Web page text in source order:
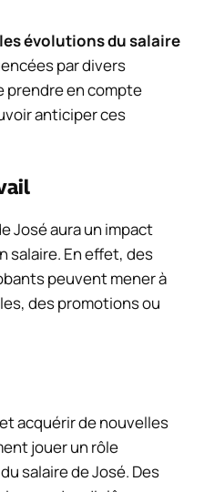
évolutions du salaire
par divers
prendre en compte
anticiper ces
José aura un impact
salaire. En effet, des
peuvent mener à
des promotions ou
acquérir de nouvelles
jouer un rôle
salaire de José. Des